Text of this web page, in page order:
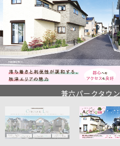
兼六パークタウン